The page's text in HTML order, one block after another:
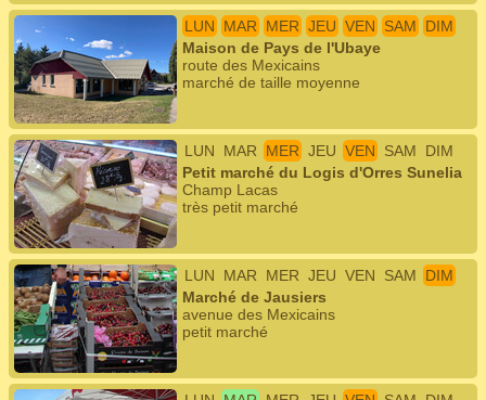
LUN MAR MER JEU VEN SAM
DIM
Maison de Pays de l'Ubaye
route des Mexicains
marché de taille moyenne
LUN MAR MER JEU VEN SAM
DIM
Petit marché du Logis d'Orres Sunelia
Champ Lacas
très petit marché
LUN MAR MER JEU VEN SAM
DIM
Marché de Jausiers
avenue des Mexicains
petit marché